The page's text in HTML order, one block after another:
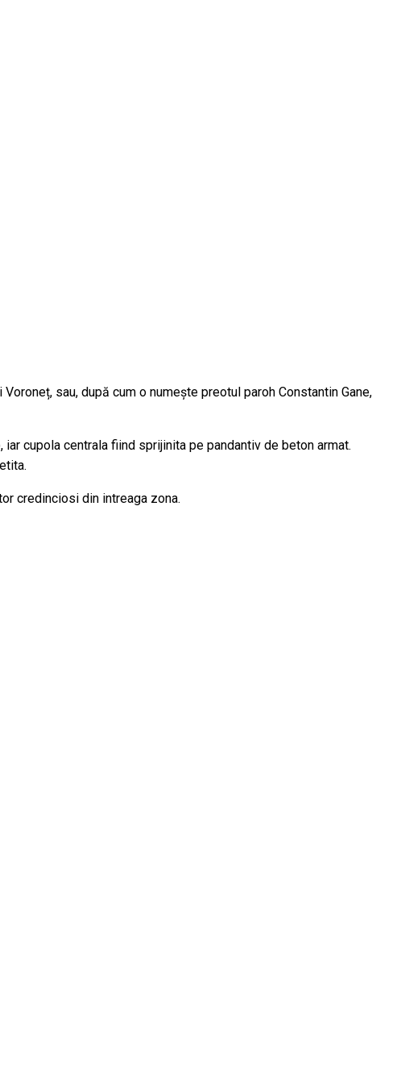
sau, după cum o numește preotul paroh Constantin Gane,
cupola centrala fiind sprijinita pe pandantiv de beton armat.
credinciosi din intreaga zona.